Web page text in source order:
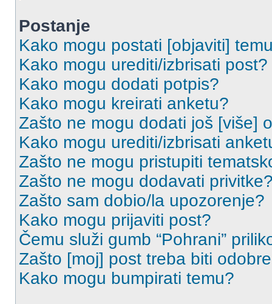
Postanje
Kako mogu postati [objaviti]
Kako mogu urediti/izbrisati post?
Kako mogu dodati potpis?
Kako mogu kreirati anketu?
Zašto ne mogu dodati još [više]
Kako mogu urediti/izbrisati
Zašto ne mogu pristupiti
Zašto ne mogu dodavati
Zašto sam dobio/la upozorenje?
Kako mogu prijaviti post?
Čemu služi gumb “Pohrani”
Zašto [moj] post treba biti
Kako mogu bumpirati temu?